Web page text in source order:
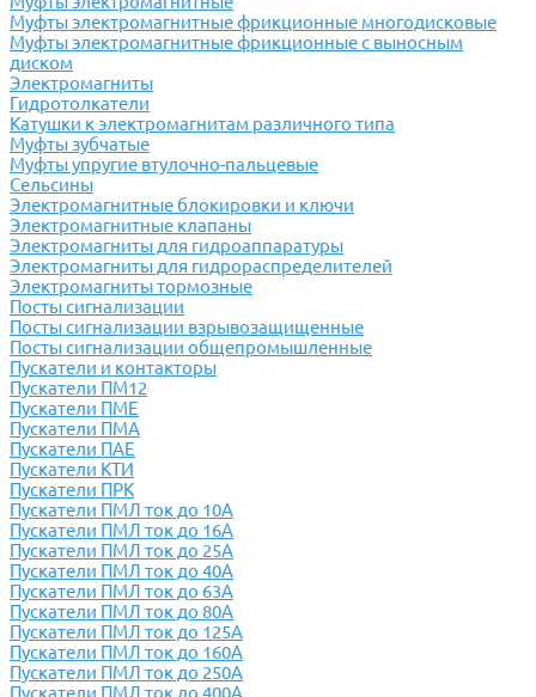
Муфты электромагнитные фрикционные многодисковые
Муфты электромагнитные фрикционные с выносным
диском
Электромагниты
Гидротолкатели
Катушки к электромагнитам различного типа
Муфты зубчатые
Муфты упругие втулочно-пальцевые
Сельсины
Электромагнитные блокировки и ключи
Электромагнитные клапаны
Электромагниты для гидроаппаратуры
Электромагниты для гидрораспределителей
Электромагниты тормозные
Посты сигнализации
Посты сигнализации взрывозащищенные
Посты сигнализации общепромышленные
Пускатели и контакторы
Пускатели ПМ12
Пускатели ПМЕ
Пускатели ПМА
Пускатели ПАЕ
Пускатели КТИ
Пускатели ПРК
Пускатели ПМЛ ток до 10А
Пускатели ПМЛ ток до 16А
Пускатели ПМЛ ток до 25А
Пускатели ПМЛ ток до 40А
Пускатели ПМЛ ток до 63А
Пускатели ПМЛ ток до 80А
Пускатели ПМЛ ток до 125А
Пускатели ПМЛ ток до 160А
Пускатели ПМЛ ток до 250А
Пускатели ПМЛ ток до 400А